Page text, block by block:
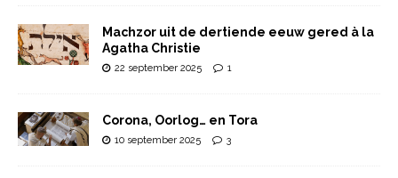
Machzor uit de dertiende eeuw gered à la
Agatha Christie
22 september 2025 1
Corona, Oorlog… en Tora
10 september 2025 3